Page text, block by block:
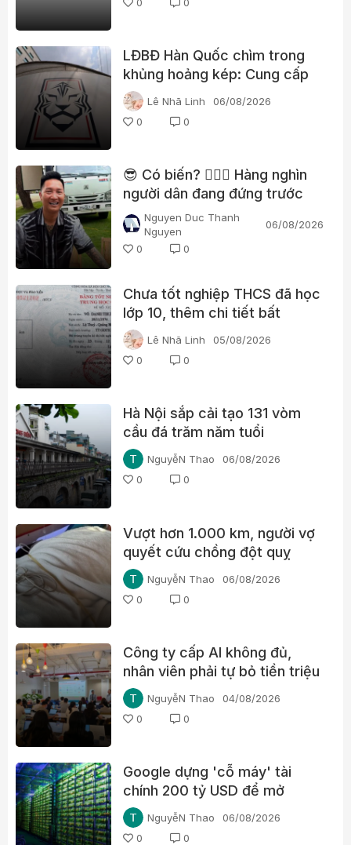
LĐBĐ Hàn Quốc chìm trong
khủng hoảng kép: Cung cấp
gái gọi cho trọng tài, cảnh sát
đột kích trụ sở
Lê Nhã Linh
06/08/2026
0
0
😎 Có biến? 👮🏻‍♂️ Hàng nghìn
người dân đang đứng trước
nhà Huấn “hoa hồng”?
Nguyen Duc Thanh
Nguyen
06/08/2026
0
0
Chưa tốt nghiệp THCS đã học
lớp 10, thêm chi tiết bất
thường trong học bạ một lãnh
đạo xã ở Quảng Trị
Lê Nhã Linh
05/08/2026
0
0
Hà Nội sắp cải tạo 131 vòm
cầu đá trăm năm tuổi
NguyễN Thao
06/08/2026
0
0
Vượt hơn 1.000 km, người vợ
quyết cứu chồng đột quỵ
NguyễN Thao
06/08/2026
0
0
Công ty cấp AI không đủ,
nhân viên phải tự bỏ tiền triệu
mỗi tháng
NguyễN Thao
04/08/2026
0
0
Google dựng 'cỗ máy' tài
chính 200 tỷ USD để mở
đường cho chip AI, thách
thức Nvidia
NguyễN Thao
06/08/2026
0
0